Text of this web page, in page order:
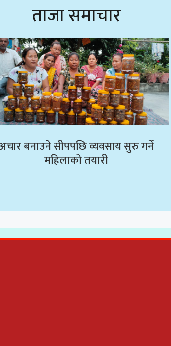
ताजा समाचार
बनाउने सीपपछि व्यवसाय सुरु गर्ने
महिलाको तयारी